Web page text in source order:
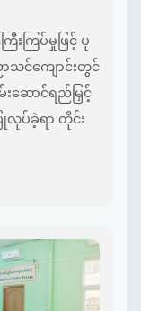
းကြပ်မှုဖြင့် ပု
သင်ကျောင်းတွင်
းဆောင်ရည်မြှင့်
လုပ်ခဲ့ရာ တိုင်း